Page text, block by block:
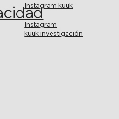
Instagram kuuk
Instagram
kuuk investigación